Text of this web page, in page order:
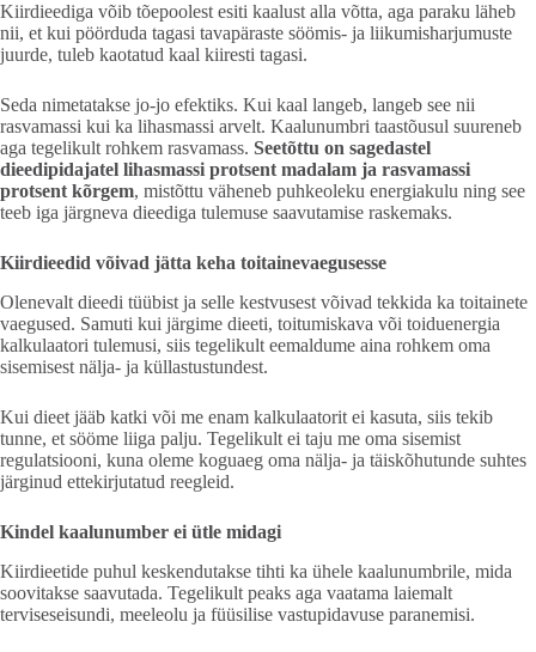
Kiirdieediga võib tõepoolest esiti kaalust alla võtta, aga paraku läheb
nii, et kui pöörduda tagasi tavapäraste söömis- ja liikumisharjumuste
juurde, tuleb kaotatud kaal kiiresti tagasi.
Seda nimetatakse jo-jo efektiks. Kui kaal langeb, langeb see nii
rasvamassi kui ka lihasmassi arvelt. Kaalunumbri taastõusul suureneb
aga tegelikult rohkem rasvamass. Seetõttu on sagedastel
dieedipidajatel lihasmassi protsent madalam ja rasvamassi
protsent kõrgem, mistõttu väheneb puhkeoleku energiakulu ning see
teeb iga järgneva dieediga tulemuse saavutamise raskemaks.
Kiirdieedid võivad jätta keha toitainevaegusesse
Olenevalt dieedi tüübist ja selle kestvusest võivad tekkida ka toitainete
vaegused. Samuti kui järgime dieeti, toitumiskava või toiduenergia
kalkulaatori tulemusi, siis tegelikult eemaldume aina rohkem oma
sisemisest nälja- ja küllastustundest.
Kui dieet jääb katki või me enam kalkulaatorit ei kasuta, siis tekib
tunne, et sööme liiga palju. Tegelikult ei taju me oma sisemist
regulatsiooni, kuna oleme koguaeg oma nälja- ja täiskõhutunde suhtes
järginud ettekirjutatud reegleid.
Kindel kaalunumber ei ütle midagi
Kiirdieetide puhul keskendutakse tihti ka ühele kaalunumbrile, mida
soovitakse saavutada. Tegelikult peaks aga vaatama laiemalt
terviseseisundi, meeleolu ja füüsilise vastupidavuse paranemisi.